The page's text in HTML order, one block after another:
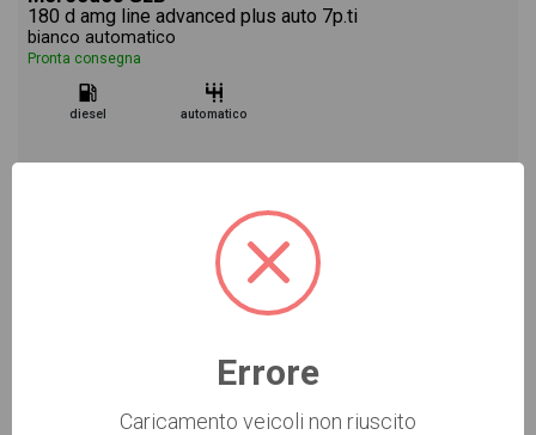
180 d amg line advanced plus auto 7p.ti
bianco automatico
Pronta consegna
diesel automatico
Vai alla scheda >>
USATO Cod. 001U362781
Errore
Caricamento veicoli non riuscito